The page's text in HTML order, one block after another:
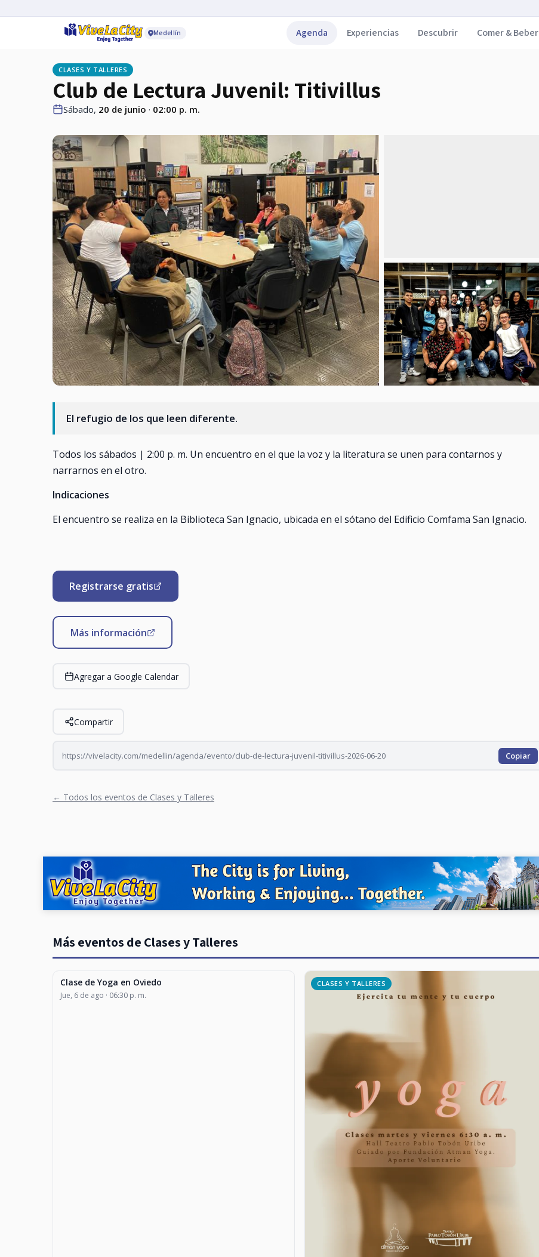
Medellín Agenda Experiencias Descubrir Comer & Beber
CLASES Y TALLERES
Club de Lectura Juvenil: Titivillus
Sábado, 20 de junio · 02:00 p. m.
El refugio de los que leen diferente.
Todos los sábados | 2:00 p. m. Un encuentro en el que la voz y la literatura se unen para contarnos y
narrarnos en el otro.
Indicaciones
El encuentro se realiza en la Biblioteca San Ignacio, ubicada en el sótano del Edificio Comfama San Ignacio.
Registrarse gratis
Más información
Agregar a Google Calendar
Compartir
https://vivelacity.com/medellin/agenda/evento/club-de-lectura-juvenil-titivillus-2026-06-20 Copiar
← Todos los eventos de Clases y Talleres
Más eventos de Clases y Talleres
CLASES Y TALLERES
Clase de Yoga en Oviedo
Jue, 6 de ago · 06:30 p. m.
CLASES Y TALLERES